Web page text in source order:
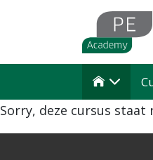
gaan

Sorry, deze cursus staat